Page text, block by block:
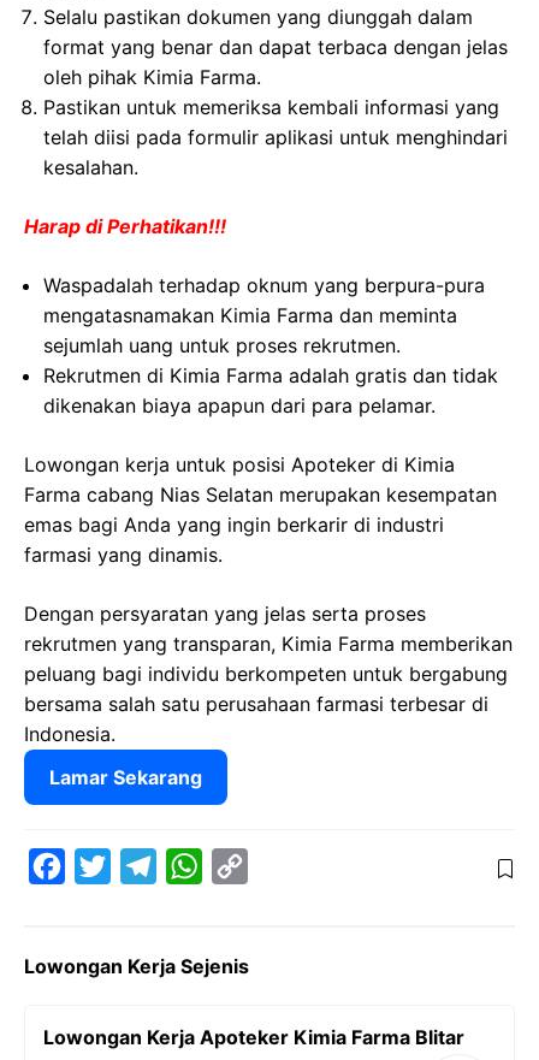
Selalu pastikan dokumen yang diunggah dalam
format yang benar dan dapat terbaca dengan jelas
oleh pihak Kimia Farma.
Pastikan untuk memeriksa kembali informasi yang
telah diisi pada formulir aplikasi untuk menghindari
kesalahan.
Harap di Perhatikan!!!
Waspadalah terhadap oknum yang berpura-pura
mengatasnamakan Kimia Farma dan meminta
sejumlah uang untuk proses rekrutmen.
Rekrutmen di Kimia Farma adalah gratis dan tidak
dikenakan biaya apapun dari para pelamar.
Lowongan kerja untuk posisi Apoteker di Kimia
Farma cabang Nias Selatan merupakan kesempatan
emas bagi Anda yang ingin berkarir di industri
farmasi yang dinamis.
Dengan persyaratan yang jelas serta proses
rekrutmen yang transparan, Kimia Farma memberikan
peluang bagi individu berkompeten untuk bergabung
bersama salah satu perusahaan farmasi terbesar di
Indonesia.
Lamar Sekarang
e
o
t
e
e
r
W
t
A
y
i
Lowongan Kerja Sejenis
Lowongan Kerja Apoteker Kimia Farma Blitar